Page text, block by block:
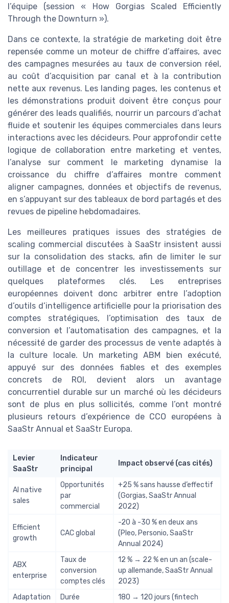
l’équipe (session « How Gorgias Scaled Efficiently
Through the Downturn »).
Dans ce contexte, la stratégie de marketing doit être
repensée comme un moteur de chiffre d’affaires, avec
des campagnes mesurées au taux de conversion réel,
au coût d’acquisition par canal et à la contribution
nette aux revenus. Les landing pages, les contenus et
les démonstrations produit doivent être conçus pour
générer des leads qualifiés, nourrir un parcours d’achat
fluide et soutenir les équipes commerciales dans leurs
interactions avec les décideurs. Pour approfondir cette
logique de collaboration entre marketing et ventes,
l’analyse sur comment le marketing dynamise la
croissance du chiffre d’affaires montre comment
aligner campagnes, données et objectifs de revenus,
en s’appuyant sur des tableaux de bord partagés et des
revues de pipeline hebdomadaires.
Les meilleures pratiques issues des stratégies de
scaling commercial discutées à SaaStr insistent aussi
sur la consolidation des stacks, afin de limiter le sur
outillage et de concentrer les investissements sur
quelques plateformes clés. Les entreprises
européennes doivent donc arbitrer entre l’adoption
d’outils d’intelligence artificielle pour la priorisation des
comptes stratégiques, l’optimisation des taux de
conversion et l’automatisation des campagnes, et la
nécessité de garder des processus de vente adaptés à
la culture locale. Un marketing ABM bien exécuté,
appuyé sur des données fiables et des exemples
concrets de ROI, devient alors un avantage
concurrentiel durable sur un marché où les décideurs
sont de plus en plus sollicités, comme l’ont montré
plusieurs retours d’expérience de CCO européens à
SaaStr Annual et SaaStr Europa.
Levier
SaaStr
Indicateur
principal
Impact observé (cas cités)
AI native
sales
Opportunités
par
commercial
+25 % sans hausse d’effectif
(Gorgias, SaaStr Annual
2022)
Efficient
growth
CAC global
-20 à -30 % en deux ans
(Pleo, Personio, SaaStr
Annual 2024)
ABX
enterprise
Taux de
conversion
comptes clés
12 % → 22 % en un an (scale-
up allemande, SaaStr Annual
2023)
Adaptation
Durée
180 → 120 jours (fintech